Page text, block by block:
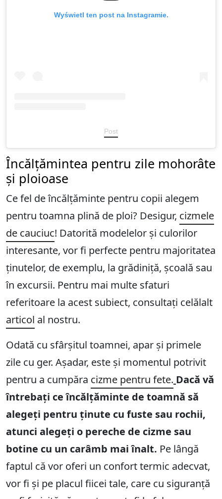
Wyświetl ten post na Instagramie.
Post
Încălțămintea pentru zile mohorâte
și ploioase
Ce fel de încălțăminte pentru copii alegem
pentru toamna plină de ploi? Desigur, cizmele
de cauciuc! Datorită modelelor și culorilor
interesante, vor fi perfecte pentru majoritatea
ținutelor, de exemplu, la grădiniță, școală sau
în excursii. Pentru mai multe sfaturi
referitoare la acest subiect, consultați celălalt
articol al nostru.
Odată cu sfârșitul toamnei, apar și primele
zile cu ger. Așadar, este și momentul potrivit
pentru a cumpăra cizme pentru fete. Dacă vă
întrebați ce încălțăminte de toamnă să
alegeți pentru ținute cu fuste sau rochii,
atunci alegeți o pereche de cizme sau
botine cu un carâmb mai înalt. Pe lângă
faptul că vor oferi un confort termic adecvat,
vor fi și pe placul fiicei tale, care cu siguranță